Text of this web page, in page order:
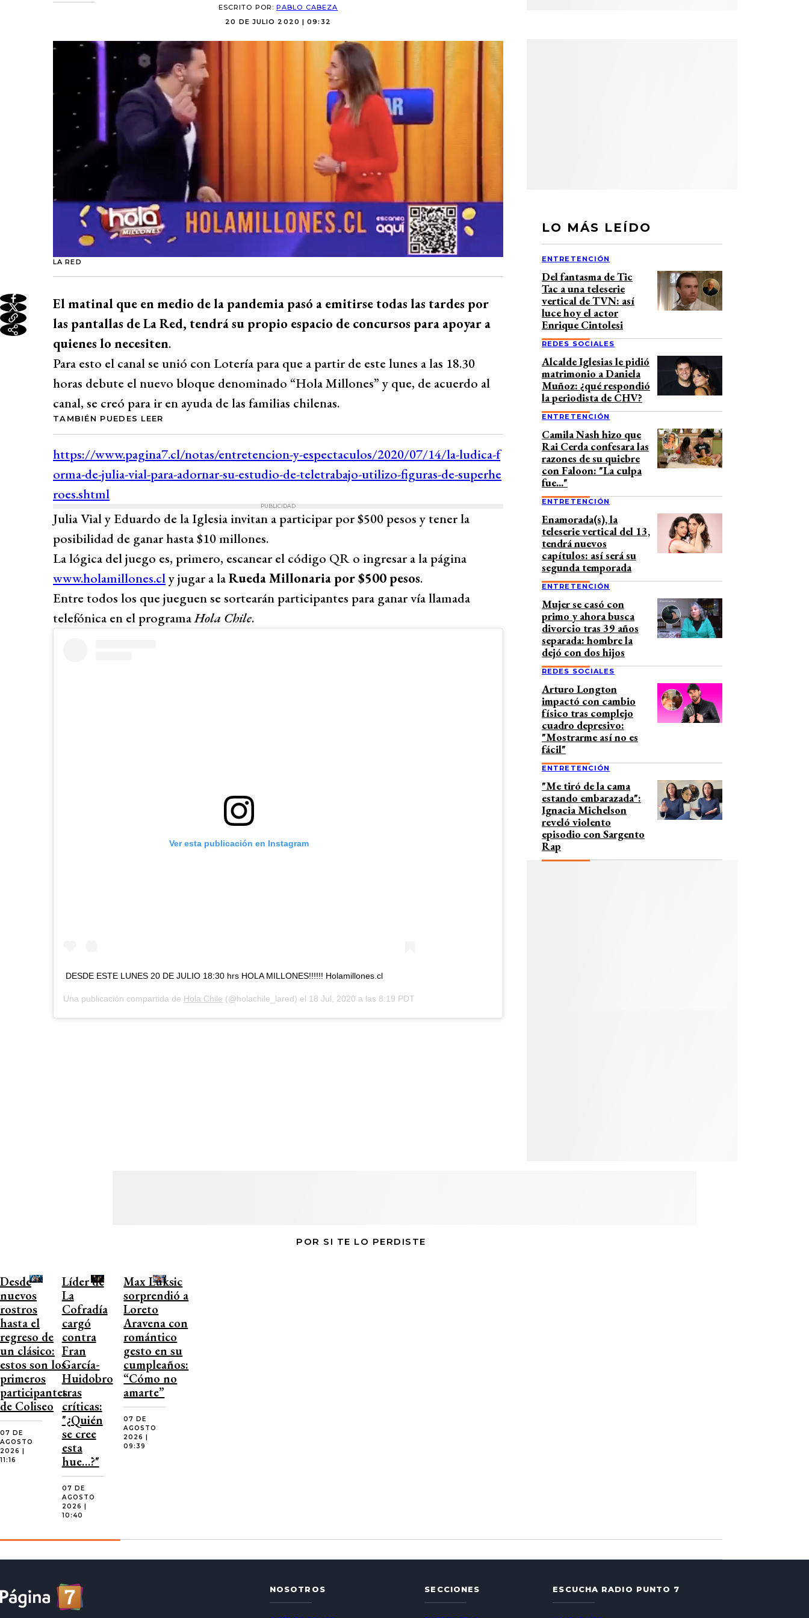
ESCRITO POR:PABLO CABEZA
20 DE JULIO 2020 | 09:32
LA RED
El matinal que en medio de la pandemia pasó a emitirse todas las tardes por
las pantallas de La Red, tendrá su propio espacio de concursos para apoyar a
quienes lo necesiten.
Para esto el canal se unió con Lotería para que a partir de este lunes a las 18.30
horas debute el nuevo bloque denominado “Hola Millones” y que, de acuerdo al
canal, se creó para ir en ayuda de las familias chilenas.
TAMBIÉN PUEDES LEER
PUBLICIDAD
Julia Vial y Eduardo de la Iglesia invitan a participar por $500 pesos y tener la
posibilidad de ganar hasta $10 millones.
La lógica del juego es, primero, escanear el código QR o ingresar a la página
www.holamillones.cly jugar a laRueda Millonaria por $500 pesos.
Entre todos los que jueguen se sortearán participantes para ganar vía llamada
telefónica en el programaHola Chile.
Ver esta publicación en Instagram
DESDE ESTE LUNES 20 DE JULIO 18:30 hrs HOLA MILLONES!!!!!! Holamillones.cl
Una publicación compartida de Hola Chile (@holachile_lared) el 18 Jul, 2020 a las 8:19 PDT
LO MÁS LEÍDO
ENTRETENCIÓN
Del fantasma de Tic
Tac a una teleserie
vertical de TVN: así
luce hoy el actor
Enrique Cintolesi
REDES SOCIALES
Alcalde Iglesias le pidió
matrimonio a Daniela
Muñoz: ¿qué respondió
la periodista de CHV?
ENTRETENCIÓN
Camila Nash hizo que
Rai Cerda confesara las
razones de su quiebre
con Faloon: "La culpa
fue..."
ENTRETENCIÓN
Enamorada(s), la
teleserie vertical del 13,
tendrá nuevos
capítulos: así será su
segunda temporada
ENTRETENCIÓN
Mujer se casó con
primo y ahora busca
divorcio tras 39 años
separada: hombre la
dejó con dos hijos
REDES SOCIALES
Arturo Longton
impactó con cambio
físico tras complejo
cuadro depresivo:
"Mostrarme así no es
fácil"
ENTRETENCIÓN
"Me tiró de la cama
estando embarazada":
Ignacia Michelson
reveló violento
episodio con Sargento
Rap
POR SI TE LO PERDISTE
Desde
nuevos
rostros
hasta el
regreso de
un clásico:
estos son los
primeros
participantes
de Coliseo
07 DE
AGOSTO
2026 |
11:16
Líder de
La
Cofradía
cargó
contra
Fran
García-
Huidobro
tras
críticas:
"¿Quién
se cree
esta
hue…?"
07 DE
AGOSTO
2026 |
10:40
Max Luksic
sorprendió a
Loreto
Aravena con
romántico
gesto en su
cumpleaños:
“Cómo no
amarte”
07 DE
AGOSTO
2026 |
09:39
NOSOTROS SECCIONES ESCUCHA RADIO PUNTO 7